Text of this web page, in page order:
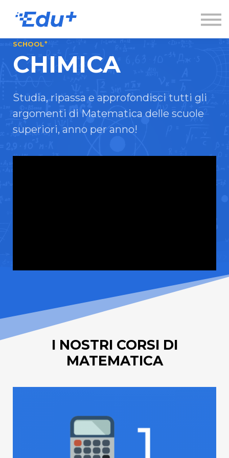
Registrati
SCHOOL+
CHIMICA
Studia, ripassa e approfondisci tutti gli
argomenti di Matematica delle scuole
superiori, anno per anno!
I NOSTRI CORSI DI
MATEMATICA